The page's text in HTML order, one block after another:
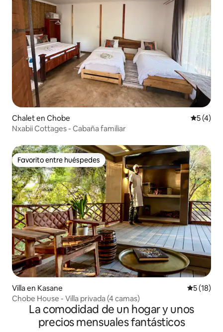
Chalet en Chobe
5 (4)
Nxabii Cottages - Cabaña familiar
Favorito entre huéspedes
Favorito entre huéspedes
Villa en Kasane
5 (18)
Chobe House - Villa privada (4 camas)
La comodidad de un hogar y unos
precios mensuales fantásticos